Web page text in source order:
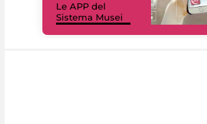
Le APP del
Sistema Musei